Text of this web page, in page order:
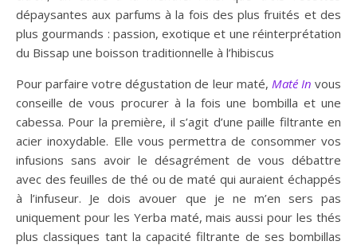
dépaysantes aux parfums à la fois des plus fruités et des
plus gourmands : passion, exotique et une réinterprétation
du Bissap une boisson traditionnelle à l’hibiscus
Pour parfaire votre dégustation de leur maté, Maté In vous
conseille de vous procurer à la fois une bombilla et une
cabessa. Pour la première, il s’agit d’une paille filtrante en
acier inoxydable. Elle vous permettra de consommer vos
infusions sans avoir le désagrément de vous débattre
avec des feuilles de thé ou de maté qui auraient échappés
à l’infuseur. Je dois avouer que je ne m’en sers pas
uniquement pour les Yerba maté, mais aussi pour les thés
plus classiques tant la capacité filtrante de ses bombillas